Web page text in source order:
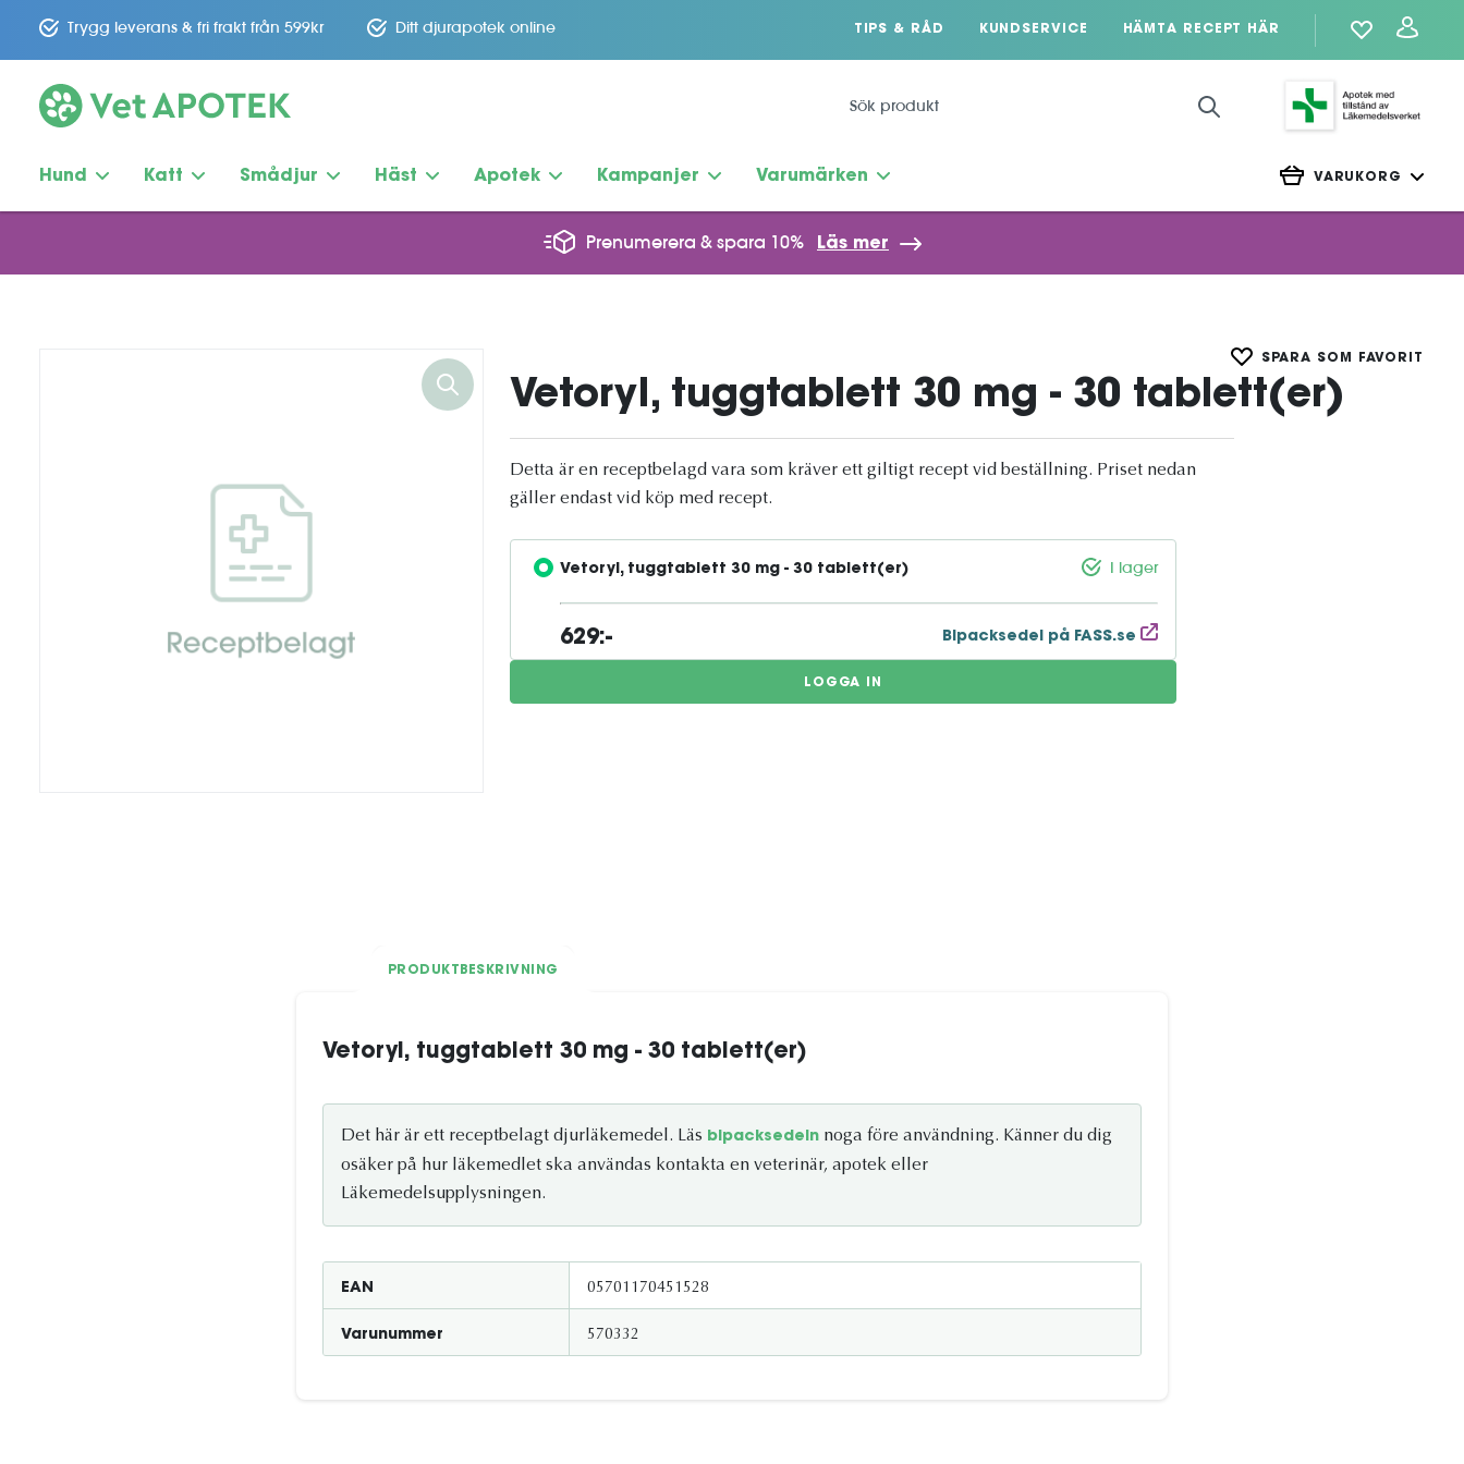
Trygg leverans & fri frakt från 599kr Ditt djurapotek online TIPS & RÅD KUNDSERVICE HÄMTA RECEPT HÄR
Hund Katt Smådjur Häst Apotek Kampanjer Varumärken VARUKORG
Prenumerera & spara 10% Läs mer
SPARA SOM FAVORIT
Vetoryl, tuggtablett 30 mg - 30 tablett(er)
Detta är en receptbelagd vara som kräver ett giltigt recept vid beställning. Priset nedan
gäller endast vid köp med recept.
Vetoryl, tuggtablett 30 mg - 30 tablett(er) I lager
629:- Bipacksedel på FASS.se
LOGGA IN
PRODUKTBESKRIVNING
Vetoryl, tuggtablett 30 mg - 30 tablett(er)
Det här är ett receptbelagt djurläkemedel. Läs bipacksedeln noga före användning. Känner du dig
osäker på hur läkemedlet ska användas kontakta en veterinär, apotek eller
Läkemedelsupplysningen.
EAN 05701170451528
Varunummer 570332